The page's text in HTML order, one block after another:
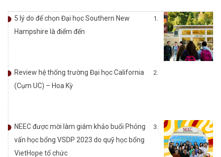
5 lý do để chọn Đại học Southern New
Hampshire là điểm đến
Review hệ thống trường Đại học California
(Cụm UC) – Hoa Kỳ
NEEC được mời làm giám khảo buổi Phỏng
vấn học bổng VSDP 2023 do quỹ học bổng
VietHope tổ chức